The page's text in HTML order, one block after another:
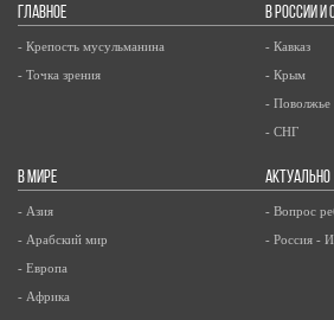
ГЛАВНОЕ
- Крепость мусульманина
- Точка зрения
В РОССИИ И
- Кавказ
- Крым
- Поволжье
- СНГ
В МИРЕ
- Азия
- Арабский мир
- Европа
- Африка
АКТУАЛЬНО
- Вопрос
- Россия -